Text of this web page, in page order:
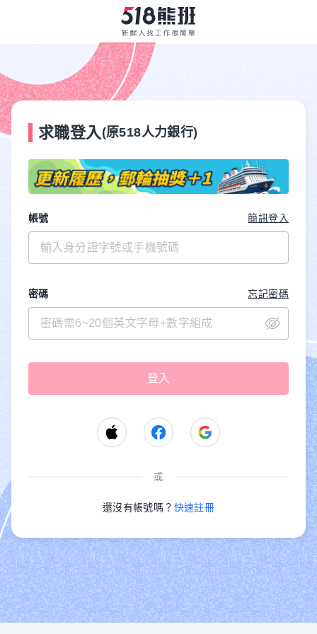
求職登入 (原518人力銀行)
帳號 簡訊登入
密碼 忘記密碼
或
還沒有帳號嗎？ 快速註冊